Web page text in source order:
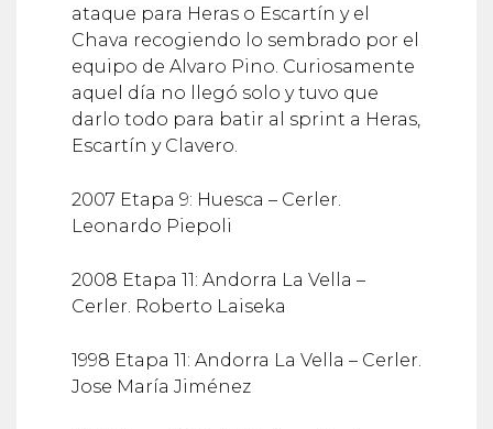
ataque para Heras o Escartín y el
Chava recogiendo lo sembrado por el
equipo de Alvaro Pino. Curiosamente
aquel día no llegó solo y tuvo que
darlo todo para batir al sprint a Heras,
Escartín y Clavero.
2007 Etapa 9: Huesca – Cerler.
Leonardo Piepoli
2008 Etapa 11: Andorra La Vella –
Cerler. Roberto Laiseka
1998 Etapa 11: Andorra La Vella – Cerler.
Jose María Jiménez